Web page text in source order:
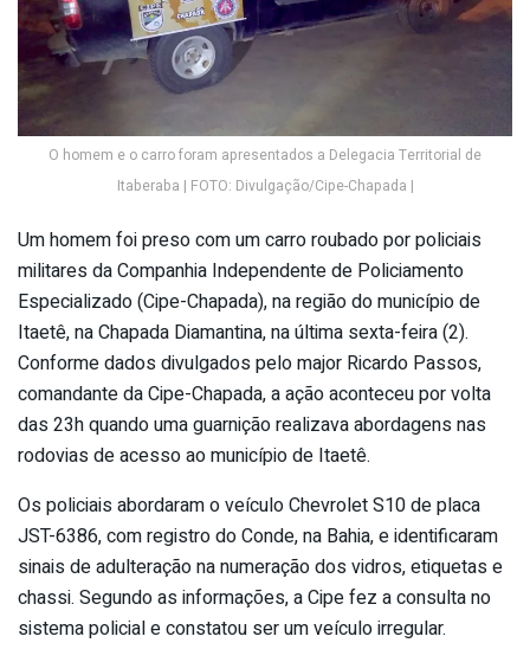
O homem e o carro foram apresentados a Delegacia Territorial de
Itaberaba | FOTO: Divulgação/Cipe-Chapada |
Um homem foi preso com um carro roubado por policiais
militares da Companhia Independente de Policiamento
Especializado (Cipe-Chapada), na região do município de
Itaetê, na Chapada Diamantina, na última sexta-feira (2).
Conforme dados divulgados pelo major Ricardo Passos,
comandante da Cipe-Chapada, a ação aconteceu por volta
das 23h quando uma guarnição realizava abordagens nas
rodovias de acesso ao município de Itaetê.
Os policiais abordaram o veículo Chevrolet S10 de placa
JST-6386, com registro do Conde, na Bahia, e identificaram
sinais de adulteração na numeração dos vidros, etiquetas e
chassi. Segundo as informações, a Cipe fez a consulta no
sistema policial e constatou ser um veículo irregular.